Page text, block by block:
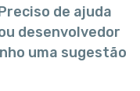
de ajuda
desenvolvedor
uma sugestão